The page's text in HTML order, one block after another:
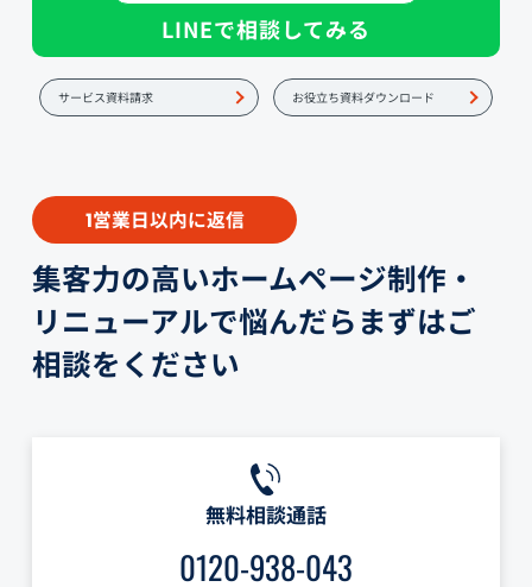
LINEで相談してみる
サービス資料請求 お役立ち資料ダウンロード
1営業日以内に返信
集客力の高いホームページ制作・
リニューアルで悩んだらまずはご
相談をください
無料相談通話
0120-938-043